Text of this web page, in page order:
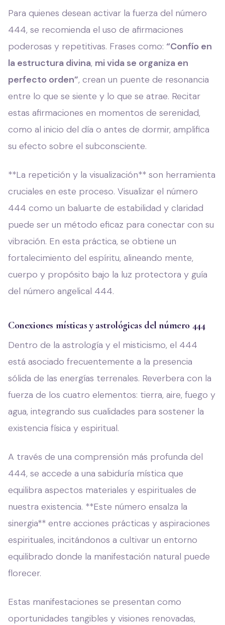
Para quienes desean activar la fuerza del número
444, se recomienda el uso de afirmaciones
poderosas y repetitivas. Frases como: “Confío en
la estructura divina, mi vida se organiza en
perfecto orden”, crean un puente de resonancia
entre lo que se siente y lo que se atrae. Recitar
estas afirmaciones en momentos de serenidad,
como al inicio del día o antes de dormir, amplifica
su efecto sobre el subconsciente.
**La repetición y la visualización** son herramienta
cruciales en este proceso. Visualizar el número
444 como un baluarte de estabilidad y claridad
puede ser un método eficaz para conectar con su
vibración. En esta práctica, se obtiene un
fortalecimiento del espíritu, alineando mente,
cuerpo y propósito bajo la luz protectora y guía
del número angelical 444.
Conexiones místicas y astrológicas del número 444
Dentro de la astrología y el misticismo, el 444
está asociado frecuentemente a la presencia
sólida de las energías terrenales. Reverbera con la
fuerza de los cuatro elementos: tierra, aire, fuego y
agua, integrando sus cualidades para sostener la
existencia física y espiritual.
A través de una comprensión más profunda del
444, se accede a una sabiduría mística que
equilibra aspectos materiales y espirituales de
nuestra existencia. **Este número ensalza la
sinergia** entre acciones prácticas y aspiraciones
espirituales, incitándonos a cultivar un entorno
equilibrado donde la manifestación natural puede
florecer.
Estas manifestaciones se presentan como
oportunidades tangibles y visiones renovadas,